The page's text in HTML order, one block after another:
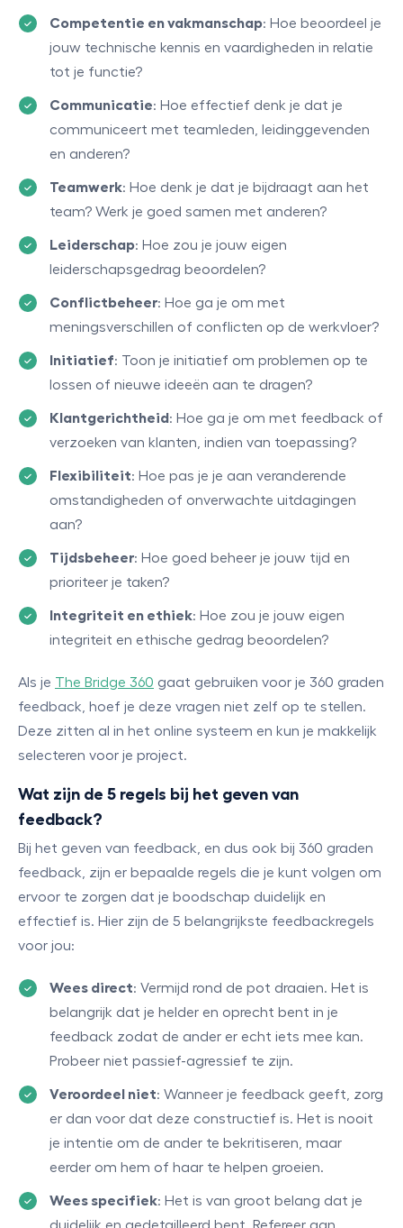
Competentie en vakmanschap: Hoe beoordeel je
jouw technische kennis en vaardigheden in relatie
tot je functie?
Communicatie: Hoe effectief denk je dat je
communiceert met teamleden, leidinggevenden
en anderen?
Teamwerk: Hoe denk je dat je bijdraagt aan het
team? Werk je goed samen met anderen?
Leiderschap: Hoe zou je jouw eigen
leiderschapsgedrag beoordelen?
Conflictbeheer: Hoe ga je om met
meningsverschillen of conflicten op de werkvloer?
Initiatief: Toon je initiatief om problemen op te
lossen of nieuwe ideeën aan te dragen?
Klantgerichtheid : Hoe ga je om met feedback of
verzoeken van klanten, indien van toepassing?
Flexibiliteit: Hoe pas je je aan veranderende
omstandigheden of onverwachte uitdagingen
aan?
Tijdsbeheer: Hoe goed beheer je jouw tijd en
prioriteer je taken?
Integriteit en ethiek: Hoe zou je jouw eigen
integriteit en ethische gedrag beoordelen?
Als je The Bridge 360 gaat gebruiken voor je 360 graden
feedback, hoef je deze vragen niet zelf op te stellen.
Deze zitten al in het online systeem en kun je makkelijk
selecteren voor je project.
Wat zijn de 5 regels bij het geven van
feedback?
Bij het geven van feedback, en dus ook bij 360 graden
feedback, zijn er bepaalde regels die je kunt volgen om
ervoor te zorgen dat je boodschap duidelijk en
effectief is. Hier zijn de 5 belangrijkste feedbackregels
voor jou:
Wees direct: Vermijd rond de pot draaien. Het is
belangrijk dat je helder en oprecht bent in je
feedback zodat de ander er echt iets mee kan.
Probeer niet passief-agressief te zijn.
Veroordeel niet: Wanneer je feedback geeft, zorg
er dan voor dat deze constructief is. Het is nooit
je intentie om de ander te bekritiseren, maar
eerder om hem of haar te helpen groeien.
Wees specifiek: Het is van groot belang dat je